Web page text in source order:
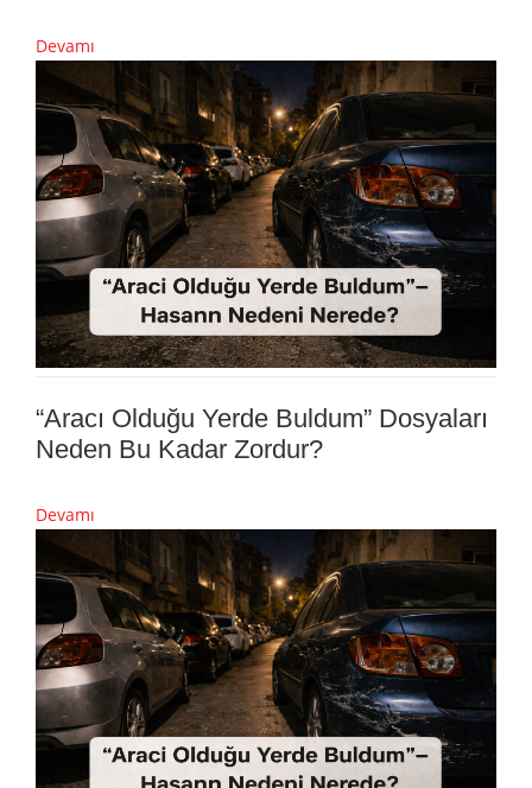
Devamı
“Aracı Olduğu Yerde Buldum” Dosyaları
Neden Bu Kadar Zordur?
Devamı